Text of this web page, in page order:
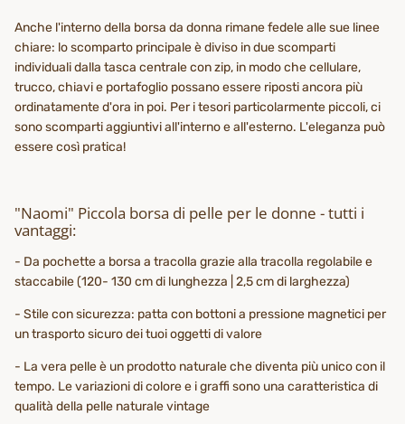
Anche l'interno della borsa da donna rimane fedele alle sue linee
chiare: lo scomparto principale è diviso in due scomparti
individuali dalla tasca centrale con zip, in modo che cellulare,
trucco, chiavi e portafoglio possano essere riposti ancora più
ordinatamente d'ora in poi. Per i tesori particolarmente piccoli, ci
sono scomparti aggiuntivi all'interno e all'esterno. L'eleganza può
essere così pratica!
"Naomi" Piccola borsa di pelle per le donne - tutti i
vantaggi:
- Da pochette a borsa a tracolla grazie alla tracolla regolabile e
staccabile (120- 130 cm di lunghezza | 2,5 cm di larghezza)
- Stile con sicurezza: patta con bottoni a pressione magnetici per
un trasporto sicuro dei tuoi oggetti di valore
- La vera pelle è un prodotto naturale che diventa più unico con il
tempo. Le variazioni di colore e i graffi sono una caratteristica di
qualità della pelle naturale vintage